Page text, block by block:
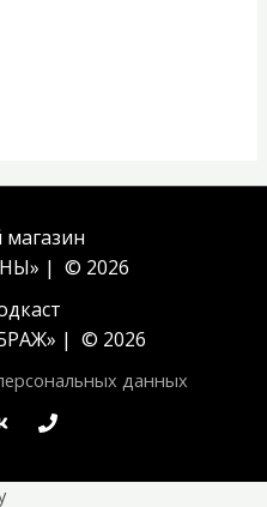
| © 2026
» | © 2026
данных